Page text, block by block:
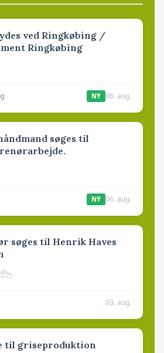
ved Ringkøbing /
Ringkøbing
NY 06. aug.
søges til
NY 06. aug.
søges til Henrik Haves
03. aug.
til griseproduktion